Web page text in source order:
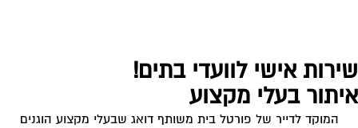
אישי לוועדי בתים!
בעלי מקצוע
המוקד לדייר של פורטל בית משותף דואג שבעלי מקצוע הוגנים